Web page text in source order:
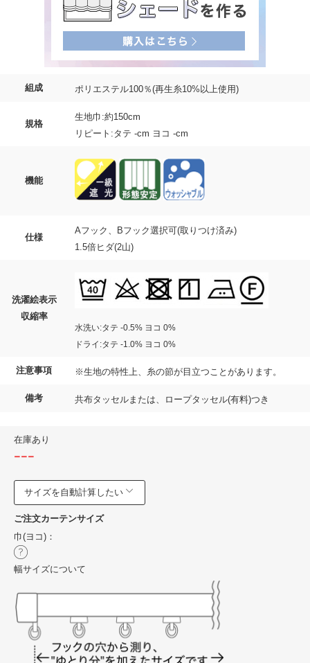
組成 ポリエステル100％(再生糸10%以上使用)
規格
生地巾:約150cm
リピート:タテ -cm ヨコ -cm
機能
仕様
Aフック、Bフック選択可(取りつけ済み)
1.5倍ヒダ(2山)
洗濯絵表示
収縮率
水洗い:タテ -0.5% ヨコ 0%
ドライ:タテ -1.0% ヨコ 0%
注意事項 ※生地の特性上、糸の節が目立つことがあります。
備考 共布タッセルまたは、ロープタッセル(有料)つき
在庫あり
---
サイズを自動計算したい
ご注文カーテンサイズ
巾(ヨコ)：
幅サイズについて